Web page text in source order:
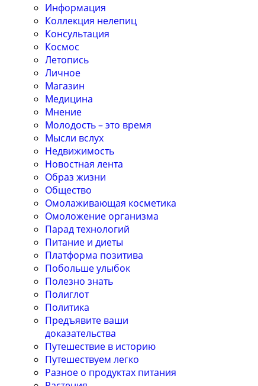
Информация
Коллекция нелепиц
Консультация
Космос
Летопись
Личное
Магазин
Медицина
Мнение
Молодость – это время
Мысли вслух
Недвижимость
Новостная лента
Образ жизни
Общество
Омолаживающая косметика
Омоложение организма
Парад технологий
Питание и диеты
Платформа позитива
Побольше улыбок
Полезно знать
Полиглот
Политика
Предъявите ваши
доказательства
Путешествие в историю
Путешествуем легко
Разное о продуктах питания